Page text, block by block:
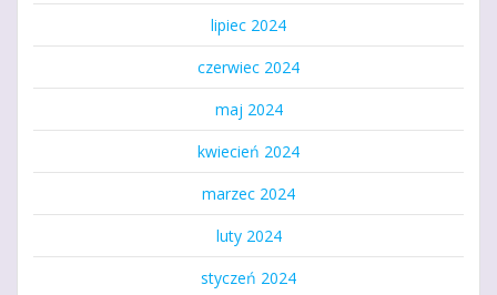
lipiec 2024
czerwiec 2024
maj 2024
kwiecień 2024
marzec 2024
luty 2024
styczeń 2024